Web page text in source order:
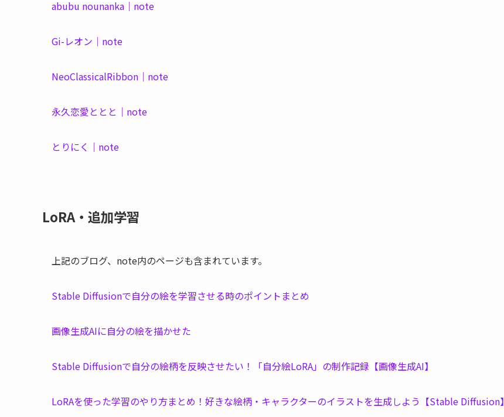
abubu nounanka｜note
Gi-レオン｜note
NeoClassicalRibbon｜note
永久恋愛ととと｜note
とりにく｜note
LoRA・追加学習
上記のブログ、note内のページも含まれています。
Stable Diffusionで自分の絵を学習させる時のポイントまとめ
画像生成AIに自分の絵を描かせた
Stable Diffusionで自分の絵柄を反映させたい！「自分絵LoRA」の制作記録【画像生成AI】
LoRAを使った学習のやり方まとめ！好きな絵柄・キャラクターのイラストを生成しよう【Stable Diffusion】